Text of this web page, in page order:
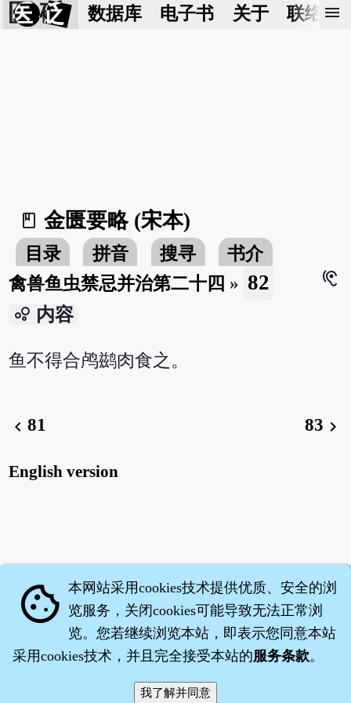
医 砭 数据库 电子书 关于 联络我
menu
book_2
金匮要略 (宋本)
目录 拼音 搜寻
书介
禽兽鱼虫禁忌并治第二十四 » 82
hearing
bubble_chart 内容
鱼不得合鸬鹚肉食之。
chevron_left81 83 chevron_right
English version
·沈药子©2008～2026
cookie 本网站采用cookies技术提供优质、安全的浏
览服务，关闭cookies可能导致无法正常浏
览。您若继续浏览本站，即表示您同意本站
采用cookies技术，并且完全接受本站的服务条款。